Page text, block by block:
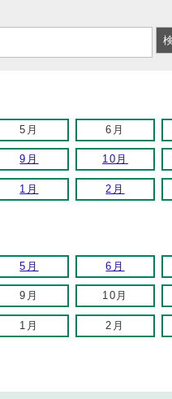
5月 6月
9月 10月
1月 2月
5月 6月
9月 10月
1月 2月